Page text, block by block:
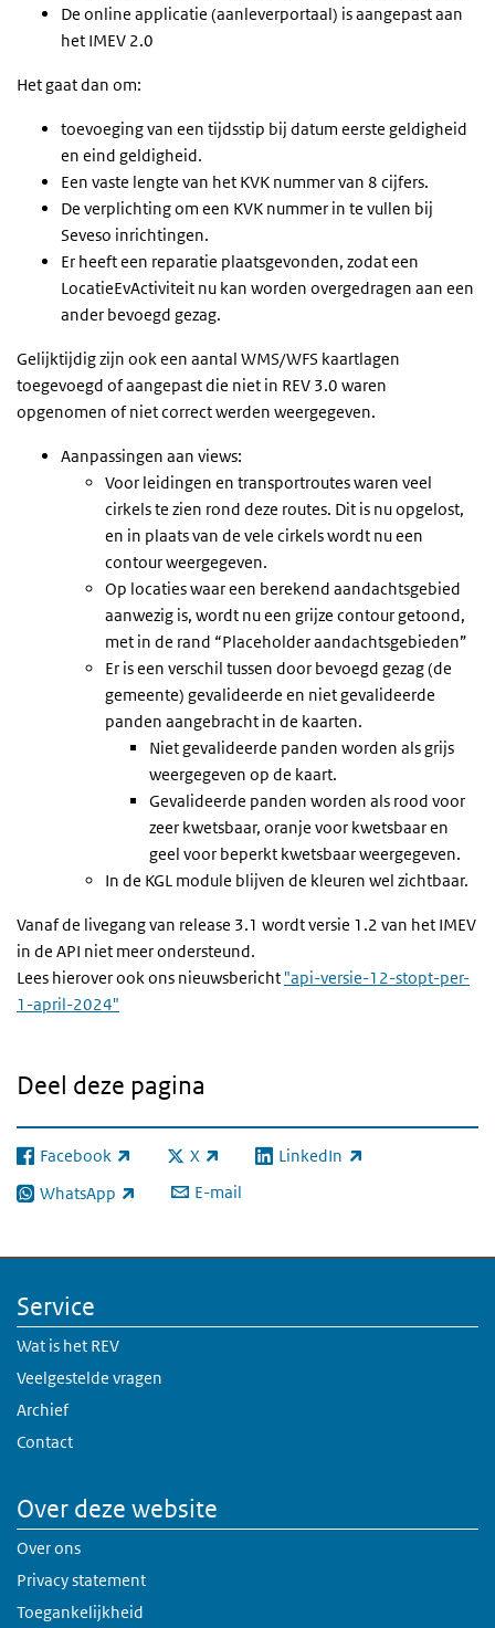
De online applicatie (aanleverportaal) is aangepast aan
het IMEV 2.0
Het gaat dan om:
toevoeging van een tijdsstip bij datum eerste geldigheid
en eind geldigheid.
Een vaste lengte van het KVK nummer van 8 cijfers.
De verplichting om een KVK nummer in te vullen bij
Seveso inrichtingen.
Er heeft een reparatie plaatsgevonden, zodat een
LocatieEvActiviteit nu kan worden overgedragen aan een
ander bevoegd gezag.
Gelijktijdig zijn ook een aantal WMS/WFS kaartlagen
toegevoegd of aangepast die niet in REV 3.0 waren
opgenomen of niet correct werden weergegeven.
Aanpassingen aan views:
Voor leidingen en transportroutes waren veel
cirkels te zien rond deze routes. Dit is nu opgelost,
en in plaats van de vele cirkels wordt nu een
contour weergegeven.
Op locaties waar een berekend aandachtsgebied
aanwezig is, wordt nu een grijze contour getoond,
met in de rand “Placeholder aandachtsgebieden”
Er is een verschil tussen door bevoegd gezag (de
gemeente) gevalideerde en niet gevalideerde
panden aangebracht in de kaarten.
Niet gevalideerde panden worden als grijs
weergegeven op de kaart.
Gevalideerde panden worden als rood voor
zeer kwetsbaar, oranje voor kwetsbaar en
geel voor beperkt kwetsbaar weergegeven.
In de KGL module blijven de kleuren wel zichtbaar.
Vanaf de livegang van release 3.1 wordt versie 1.2 van het IMEV
in de API niet meer ondersteund.
Lees hierover ook ons nieuwsbericht "api-versie-12-stopt-per-
1-april-2024"
Deel deze pagina
Facebook
(externe link) X
(externe link) LinkedIn
(externe link)
WhatsApp
(externe link) E-mail
Service
Wat is het REV
Veelgestelde vragen
Archief
Contact
Over deze website
Over ons
Privacy statement
Toegankelijkheid